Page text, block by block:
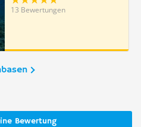
13 Bewertungen
Bewertung